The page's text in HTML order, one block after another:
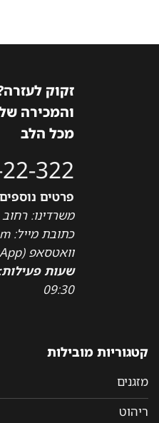
זקוק
והמכירה
מכל הלב
322
פרטים נוספים:
משרדינו: רחוב בוסל
כתובת מייל: m4aisrael@gmail.com
וואטסאפ (WhatsApp) - 058-6057111
שעות פעילות:
09:30
קטגוריות מובילות
מזגנים
ריהוט